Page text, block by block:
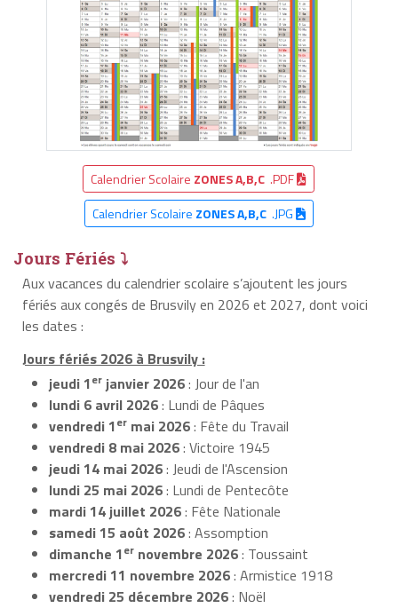
Calendrier Scolaire ZONES A,B,C .PDF
Calendrier Scolaire ZONES A,B,C.JPG
Jours Fériés ⤵
Aux vacances du calendrier scolaire s’ajoutent les jours
fériés aux congés de Brusvily en 2026 et 2027, dont voici
les dates :
Jours fériés 2026 à Brusvily :
jeudi 1er janvier 2026: Jour de l'an
lundi 6 avril 2026: Lundi de Pâques
vendredi 1er mai 2026: Fête du Travail
vendredi 8 mai 2026: Victoire 1945
jeudi 14 mai 2026: Jeudi de l'Ascension
lundi 25 mai 2026: Lundi de Pentecôte
mardi 14 juillet 2026: Fête Nationale
samedi 15 août 2026: Assomption
dimanche 1er novembre 2026: Toussaint
mercredi 11 novembre 2026: Armistice 1918
vendredi 25 décembre 2026: Noël